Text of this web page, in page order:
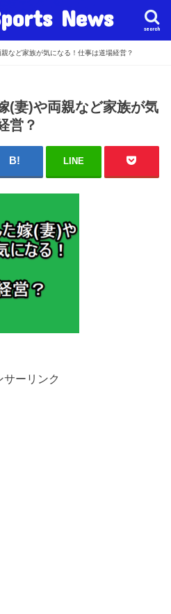
News search
など家族が気になる！仕事は道場経営？
(妻)や両親など家族が気
営？
LINE
サーリンク